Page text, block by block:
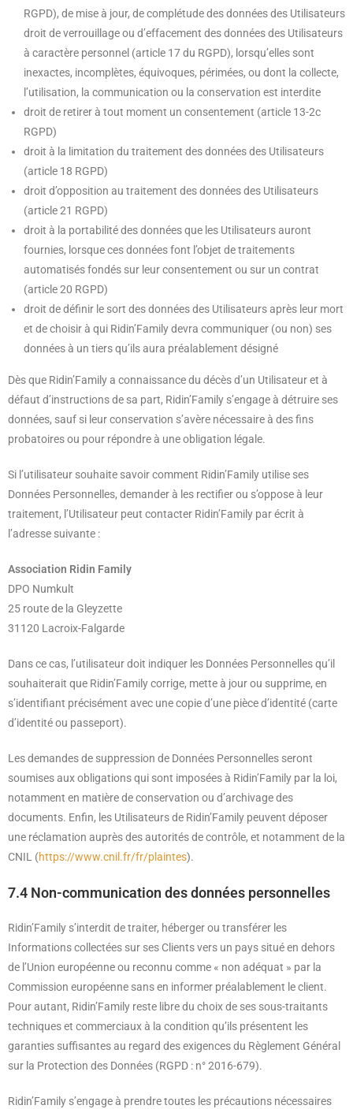
RGPD), de mise à jour, de complétude des données des Utilisateurs
droit de verrouillage ou d’effacement des données des Utilisateurs
à caractère personnel (article 17 du RGPD), lorsqu’elles sont
inexactes, incomplètes, équivoques, périmées, ou dont la collecte,
l’utilisation, la communication ou la conservation est interdite
droit de retirer à tout moment un consentement (article 13-2c
RGPD)
droit à la limitation du traitement des données des Utilisateurs
(article 18 RGPD)
droit d’opposition au traitement des données des Utilisateurs
(article 21 RGPD)
droit à la portabilité des données que les Utilisateurs auront
fournies, lorsque ces données font l’objet de traitements
automatisés fondés sur leur consentement ou sur un contrat
(article 20 RGPD)
droit de définir le sort des données des Utilisateurs après leur mort
et de choisir à qui Ridin’Family devra communiquer (ou non) ses
données à un tiers qu’ils aura préalablement désigné
Dès que Ridin’Family a connaissance du décès d’un Utilisateur et à
défaut d’instructions de sa part, Ridin’Family s’engage à détruire ses
données, sauf si leur conservation s’avère nécessaire à des fins
probatoires ou pour répondre à une obligation légale.
Si l’utilisateur souhaite savoir comment Ridin’Family utilise ses
Données Personnelles, demander à les rectifier ou s’oppose à leur
traitement, l’Utilisateur peut contacter Ridin’Family par écrit à
l’adresse suivante :
Association Ridin Family
DPO Numkult
25 route de la Gleyzette
31120 Lacroix-Falgarde
Dans ce cas, l’utilisateur doit indiquer les Données Personnelles qu’il
souhaiterait que Ridin’Family corrige, mette à jour ou supprime, en
s’identifiant précisément avec une copie d’une pièce d’identité (carte
d’identité ou passeport).
Les demandes de suppression de Données Personnelles seront
soumises aux obligations qui sont imposées à Ridin’Family par la loi,
notamment en matière de conservation ou d’archivage des
documents. Enfin, les Utilisateurs de Ridin’Family peuvent déposer
une réclamation auprès des autorités de contrôle, et notamment de la
CNIL (https://www.cnil.fr/fr/plaintes).
7.4 Non-communication des données personnelles
Ridin’Family s’interdit de traiter, héberger ou transférer les
Informations collectées sur ses Clients vers un pays situé en dehors
de l’Union européenne ou reconnu comme « non adéquat » par la
Commission européenne sans en informer préalablement le client.
Pour autant, Ridin’Family reste libre du choix de ses sous-traitants
techniques et commerciaux à la condition qu’ils présentent les
garanties suffisantes au regard des exigences du Règlement Général
sur la Protection des Données (RGPD : n° 2016-679).
Ridin’Family s’engage à prendre toutes les précautions nécessaires